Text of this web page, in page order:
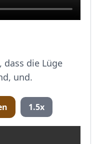
dass die Lüge
und.
1.5x